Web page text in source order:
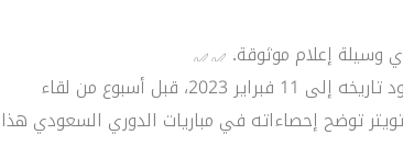
وسيلة إعلام موثوقة.
11 فبراير
2023، قبل أسبوع من لقاء
توضح إحصاءاته في مباريات الدوري السعودي هذا